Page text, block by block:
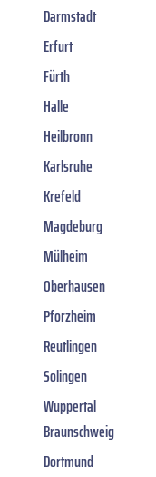
Darmstadt
Erfurt
Fürth
Halle
Heilbronn
Karlsruhe
Krefeld
Magdeburg
Mülheim
Oberhausen
Pforzheim
Reutlingen
Solingen
Wuppertal
Braunschweig
Dortmund